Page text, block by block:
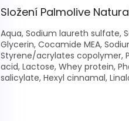
Složení Palmolive
Aqua, Sodium laureth sulfate,
Glycerin, Cocamide MEA,
Styrene/acrylates copolymer,
acid, Lactose, Whey protein,
salicylate, Hexyl cinnamal,